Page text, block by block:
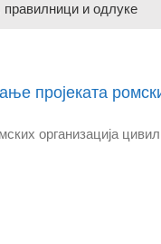
правилници и одлуке
пројеката
организација